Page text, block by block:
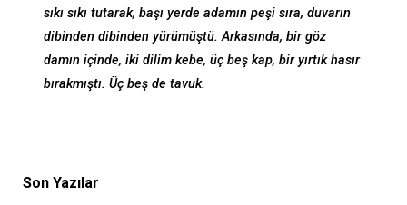
sıkı sıkı tutarak, başı yerde adamın peşi sıra, duvarın
dibinden dibinden yürümüştü. Arkasında, bir göz
damın içinde, iki dilim kebe, üç beş kap, bir yırtık hasır
bırakmıştı. Üç beş de tavuk.
Son Yazılar